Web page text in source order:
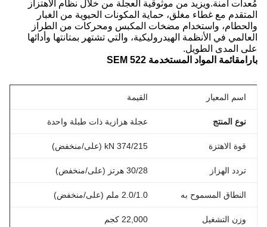
مُعدات آمنة.ويزيد من موثوقية العجلة من خلال نظام الاهتزاز
المتقدم مع غطاء مغلق، حماية المكونات الحيوية من الغبار
والحطام، واستخدام مضخات المكبس ومحركات من الطراز
العالمي في الأنظمة الهيدروليكية، والتي تشتهر بمتانتها وأدائها
على المدى الطويل.
بارامقائمة المواد المستخدمة SEM 522
اسم المعيار القيمة
نوع المنتج عجلة هزازية ذات طبلة واحدة
قوة الاهتزة 374/215 kN (على/منخفض)
تردد الهزاز 30/28 هرتز (على/منخفض)
النطاق المسموح به 2.0/1.0 ملم (على/منخفض)
وزن التشغيل 22,000 كجم